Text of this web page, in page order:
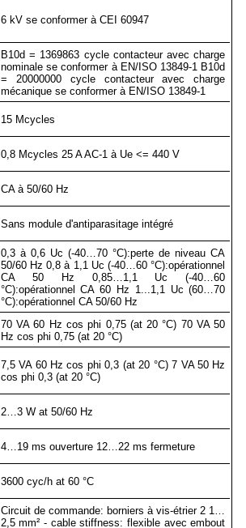
6 kV se conformer à CEI 60947
B10d = 1369863 cycle contacteur avec charge
nominale se conformer à EN/ISO 13849-1 B10d
= 20000000 cycle contacteur avec charge
mécanique se conformer à EN/ISO 13849-1
15 Mcycles
0,8 Mcycles 25 A AC-1 à Ue <= 440 V
CA à 50/60 Hz
Sans module d'antiparasitage intégré
0,3 à 0,6 Uc (-40…70 °C):perte de niveau CA
50/60 Hz 0,8 à 1,1 Uc (-40…60 °C):opérationnel
CA 50 Hz 0,85…1,1 Uc (-40…60
°C):opérationnel CA 60 Hz 1...1,1 Uc (60…70
°C):opérationnel CA 50/60 Hz
70 VA 60 Hz cos phi 0,75 (at 20 °C) 70 VA 50
Hz cos phi 0,75 (at 20 °C)
7,5 VA 60 Hz cos phi 0,3 (at 20 °C) 7 VA 50 Hz
cos phi 0,3 (at 20 °C)
2…3 W at 50/60 Hz
4…19 ms ouverture 12…22 ms fermeture
3600 cyc/h at 60 °C
Circuit de commande: borniers à vis-étrier 2 1…
2,5 mm² - cable stiffness: flexible avec embout